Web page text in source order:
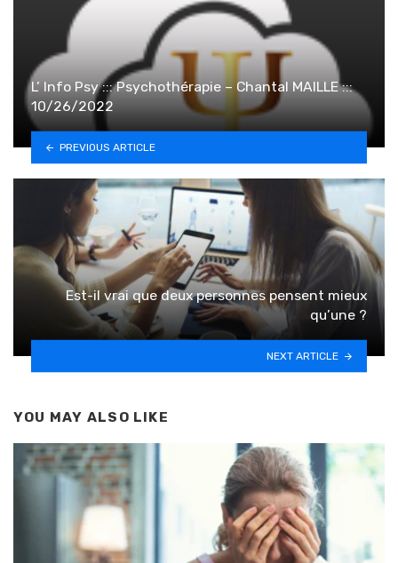
L’ Info Psy ::: Psychothérapie – Chantal MAILLE :::
10/26/2022
PREVIOUS ARTICLE
Est-il vrai que deux personnes pensent mieux
qu’une ?
NEXT ARTICLE
YOU MAY ALSO LIKE